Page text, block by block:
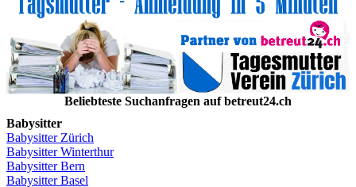
Beliebteste Suchanfragen aufbetreut24.ch
Babysitter
Babysitter Zürich
Babysitter Winterthur
Babysitter Bern
Babysitter Basel